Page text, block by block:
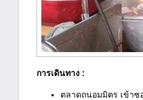
การเดินทาง :
ตลาดถนอมมิตร เข้าซ